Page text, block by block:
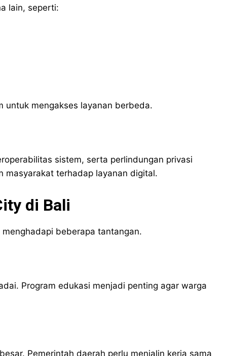
lain, seperti:
untuk mengakses layanan berbeda.
sistem, serta perlindungan privasi
masyarakat terhadap layanan digital.
di Bali
beberapa tantangan.
Program edukasi menjadi penting agar warga
Pemerintah daerah perlu menjalin kerja sama